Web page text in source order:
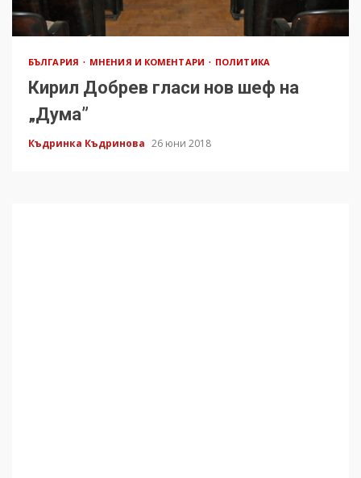
БЪЛГАРИЯ МНЕНИЯ И КОМЕНТАРИ ПОЛИТИКА
Кирил Добрев гласи нов шеф на
„Дума”
Къдринка Къдринова 26 юни 2018